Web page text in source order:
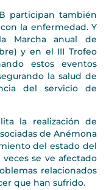
participan también
la enfermedad. Y
Marcha anual de
y en el III Trofeo
estos eventos
la salud de
del servicio de
la realización de
de Anémona
del estado del
se ve afectado
relacionados
que han sufrido.